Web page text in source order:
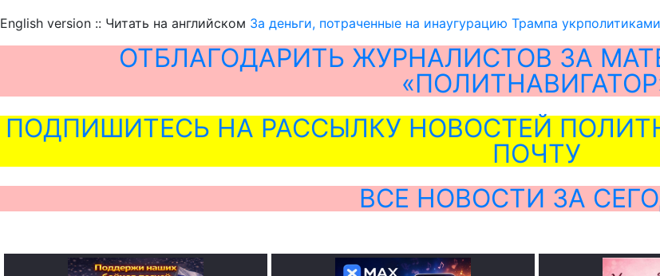
English version :: Читать на английском За деньги, потраченные на инаугурацию Трампа
ОТБЛАГОДАРИТЬ ЖУРНАЛИСТОВ ЗА
ПОДПИШИТЕСЬ НА РАССЫЛКУ НОВОСТЕЙ
ПОЧТУ
ВСЕ НОВОСТИ ЗА